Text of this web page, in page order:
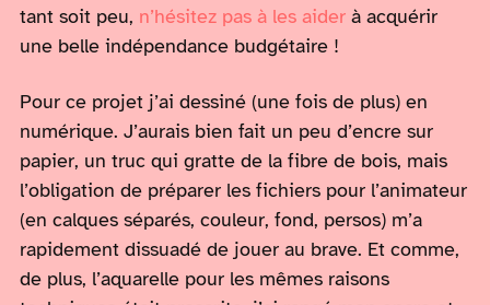
tant soit peu, n’hésitez pas à les aider à acquérir
une belle indépendance budgétaire !
Pour ce projet j’ai dessiné (une fois de plus) en
numérique. J’aurais bien fait un peu d’encre sur
papier, un truc qui gratte de la fibre de bois, mais
l’obligation de préparer les fichiers pour l’animateur
(en calques séparés, couleur, fond, persos) m’a
rapidement dissuadé de jouer au brave. Et comme,
de plus, l’aquarelle pour les mêmes raisons